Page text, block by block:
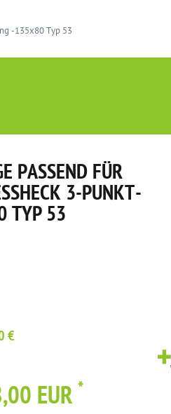
-135x80 Typ 53
PASSEND FÜR
3-PUNKT-A
53
€
EUR *